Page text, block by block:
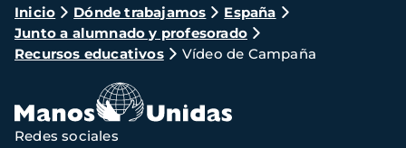
Ruta
de
navegación
Inicio Dónde trabajamos
España
Junto a alumnado y profesorado
Recursos educativos
Vídeo de Campaña
Redes sociales